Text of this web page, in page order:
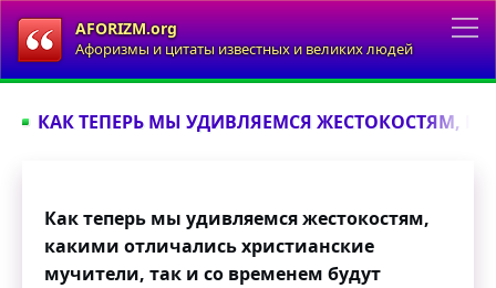
AFORIZM.org
Афоризмы и цитаты известных и великих людей
КАК ТЕПЕРЬ МЫ УДИВЛЯЕМСЯ ЖЕСТОКОСТЯМ,
Как теперь мы удивляемся жестокостям,
какими отличались христианские
мучители, так и со временем будут